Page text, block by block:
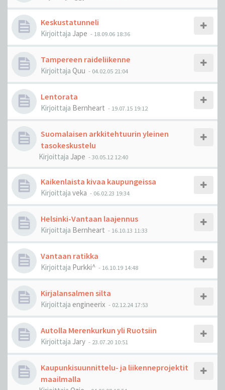
Keskustatunneli
Kirjoittaja Jape - 18.09.06 18:36
Tampereen raideliikenne
Kirjoittaja Quu - 04.02.05 21:04
Lentorata
Kirjoittaja Bernheart - 19.07.15 19:12
Suomalaisen arkkitehtuurin yleinen
tasokeskustelu
Kirjoittaja Jape -30.05.12 12:40
Kaikenlaista kivaa kaupungeissa
Kirjoittaja veka - 06.02.23 19:34
Helsinki-Vantaan laajennus
Kirjoittaja Bernheart - 16.10.13 11:33
Vantaan ratikka
Kirjoittaja Purkki^ - 16.10.19 14:48
Kirjalansalmen silta
Kirjoittaja engineerix - 02.12.24 17:53
Autolla Merenkurkun yli Ruotsiin
Kirjoittaja Jary - 23.07.20 10:51
Kaupunkisuunnittelu- ja liikenneprojektit
maailmalla